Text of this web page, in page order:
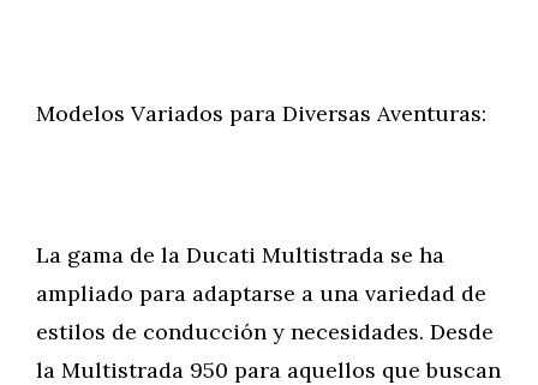
Modelos Variados para Diversas Aventuras:
La gama de la Ducati Multistrada se ha
ampliado para adaptarse a una variedad de
estilos de conducción y necesidades. Desde
la Multistrada 950 para aquellos que buscan